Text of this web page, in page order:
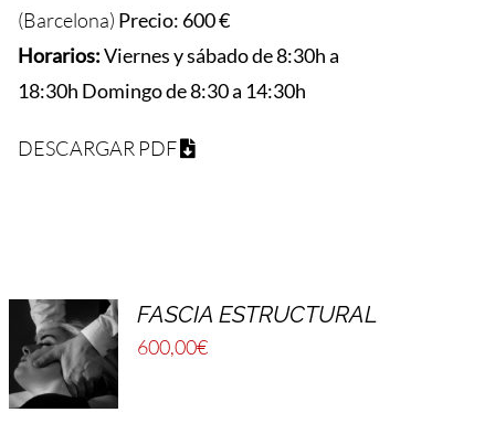
(Barcelona) Precio: 600 €
Horarios:Viernes y sábado de 8:30h a
18:30h Domingo de 8:30 a 14:30h
DESCARGAR PDF
FASCIA ESTRUCTURAL
600,00€